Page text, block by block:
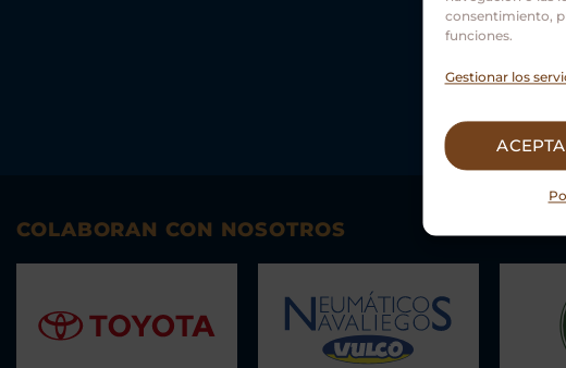
consentimiento,
funciones.
Gestionar los
COLABORAN CON NOSOTROS